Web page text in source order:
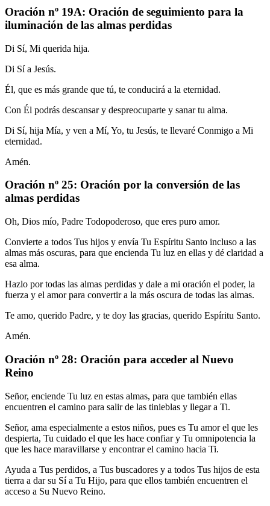
Oración nº 19A: Oración de seguimiento para la
iluminación de las almas perdidas
Di Sí, Mi querida hija.
Di Sí a Jesús.
Él, que es más grande que tú, te conducirá a la eternidad.
Con Él podrás descansar y despreocuparte y sanar tu alma.
Di Sí, hija Mía, y ven a Mí, Yo, tu Jesús, te llevaré Conmigo a Mi
eternidad.
Amén.
Oración nº 25: Oración por la conversión de las
almas perdidas
Oh, Dios mío, Padre Todopoderoso, que eres puro amor.
Convierte a todos Tus hijos y envía Tu Espíritu Santo incluso a las
almas más oscuras, para que encienda Tu luz en ellas y dé claridad a
esa alma.
Hazlo por todas las almas perdidas y dale a mi oración el poder, la
fuerza y el amor para convertir a la más oscura de todas las almas.
Te amo, querido Padre, y te doy las gracias, querido Espíritu Santo.
Amén.
Oración nº 28: Oración para acceder al Nuevo
Reino
Señor, enciende Tu luz en estas almas, para que también ellas
encuentren el camino para salir de las tinieblas y llegar a Ti.
Señor, ama especialmente a estos niños, pues es Tu amor el que les
despierta, Tu cuidado el que les hace confiar y Tu omnipotencia la
que les hace maravillarse y encontrar el camino hacia Ti.
Ayuda a Tus perdidos, a Tus buscadores y a todos Tus hijos de esta
tierra a dar su Sí a Tu Hijo, para que ellos también encuentren el
acceso a Su Nuevo Reino.